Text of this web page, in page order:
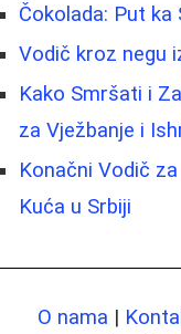
Čokolada: Put ka
Vodič kroz negu
Kako Smršati i
za Vježbanje i
Konačni Vodič
Kuća u Srbiji
O nama |